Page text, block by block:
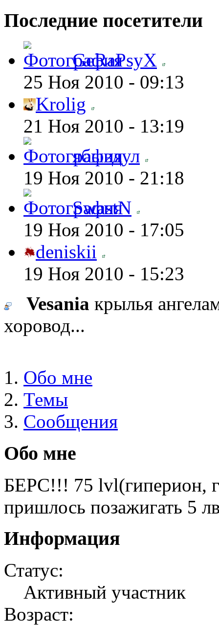
Последние посетители
GeRaPsyX
25 Ноя 2010 - 09:13
Krolig
21 Ноя 2010 - 13:19
ябывдул
19 Ноя 2010 - 21:18
SwastN
19 Ноя 2010 - 17:05
deniskii
19 Ноя 2010 - 15:23
Vesania крылья
хоровод...
Обо мне
Темы
Сообщения
Обо мне
БЕРС!!! 75 lvl(гиперион,
пришлось позажигать 5
Информация
Статус:
Активный участник
Возраст: